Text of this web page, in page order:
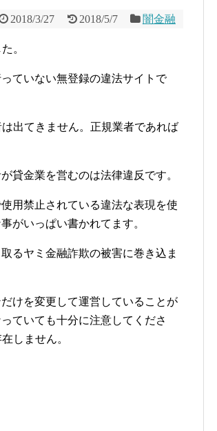
2018/3/27 2018/5/7 闇金融
。
ていない無登録の違法サイトで
出てきません。正規業者であれば
貸金業を営むのは法律違反です。
用禁止されている違法な表現を使
がいっぱい書かれてます。
るヤミ金融詐欺の被害に巻き込ま
けを変更して運営していることが
ていても十分に注意してくださ
しません。